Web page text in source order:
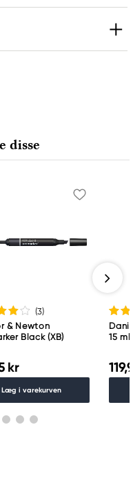
disse
(3)
& Newton
Black (XB)
kr
Læg i varekurven
15